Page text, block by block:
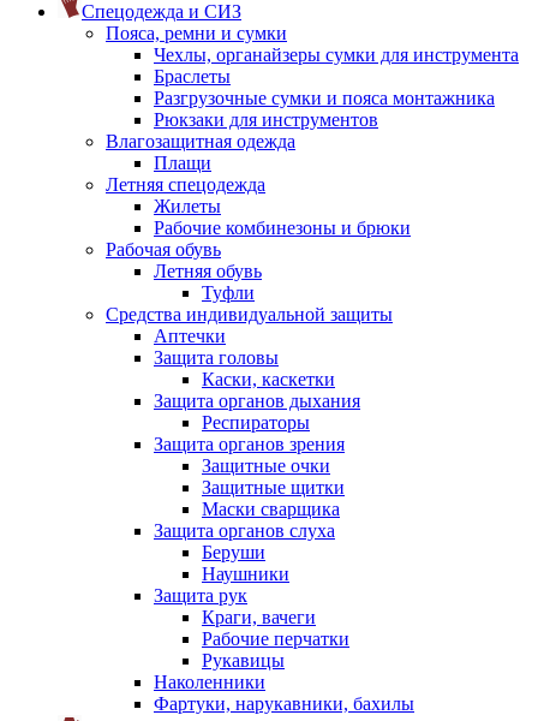
Спецодежда и СИЗ
Пояса, ремни и сумки
Чехлы, органайзеры сумки для инструмента
Браслеты
Разгрузочные сумки и пояса монтажника
Рюкзаки для инструментов
Влагозащитная одежда
Плащи
Летняя спецодежда
Жилеты
Рабочие комбинезоны и брюки
Рабочая обувь
Летняя обувь
Туфли
Средства индивидуальной защиты
Аптечки
Защита головы
Каски, каскетки
Защита органов дыхания
Респираторы
Защита органов зрения
Защитные очки
Защитные щитки
Маски сварщика
Защита органов слуха
Беруши
Наушники
Защита рук
Краги, вачеги
Рабочие перчатки
Рукавицы
Наколенники
Фартуки, нарукавники, бахилы